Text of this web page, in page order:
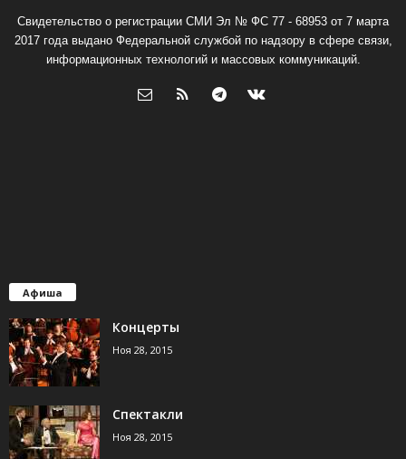
Свидетельство о регистрации СМИ Эл № ФС 77 - 68953 от 7 марта
2017 года выдано Федеральной службой по надзору в сфере связи,
информационных технологий и массовых коммуникаций.
Афиша
Концерты
Ноя 28, 2015
Спектакли
Ноя 28, 2015